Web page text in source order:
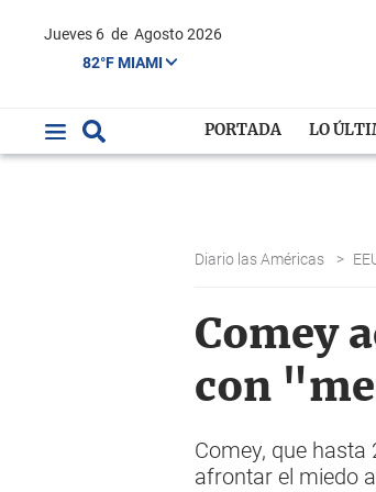
Jueves 6 de Agosto 2026
82°F MIAMI
PORTADA LO
Diario las Américas >
Comey
con
Comey, que hasta
afrontar el miedo